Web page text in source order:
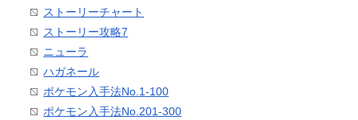
ストーリーチャート
ストーリー攻略7
ニューラ
ハガネール
ポケモン入手法No.1-100
ポケモン入手法No.201-300